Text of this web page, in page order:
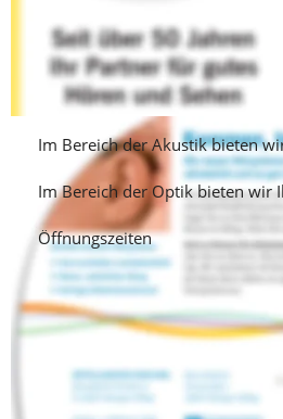
Fax:  0212 - 77 001
Email: info@optikstock.de
info@akustikstock.de
Öffnungszeiten
Optik & Akustik Stock in Solingen-
Familienunternehmen.
tätig, seit 1973 selbstständig als
Straube. 1980 entstand das erste